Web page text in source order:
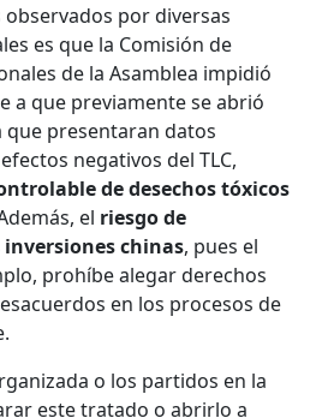
por diversas
es que la Comisión de
de la Asamblea impidió
a que previamente se abrió
presentaran datos
negativos del TLC,
de desechos tóxicos
el riesgo de
chinas, pues el
prohíbe alegar derechos
en los procesos de
o los partidos en la
este tratado o abrirlo a